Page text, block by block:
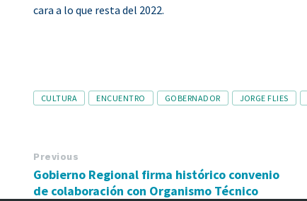
cara a lo que resta del 2022.
Tags
CULTURA ENCUENTRO GOBERNADOR JORGE FLIES
Previous
Gobierno Regional firma histórico convenio
de colaboración con Organismo Técnico